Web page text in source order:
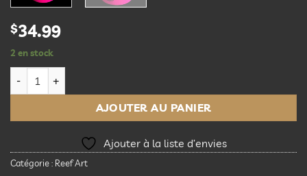
$34.99
2 en stock
AJOUTER AU PANIER
Ajouter à la liste d’envies
Catégorie : Reef Art